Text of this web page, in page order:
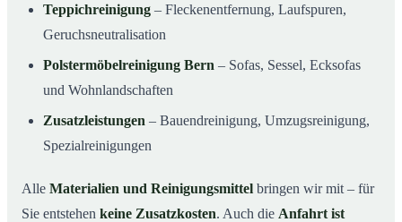
Teppichreinigung – Fleckenentfernung, Laufspuren,
Geruchsneutralisation
Polstermöbelreinigung Bern – Sofas, Sessel, Ecksofas
und Wohnlandschaften
Zusatzleistungen – Bauendreinigung, Umzugsreinigung,
Spezialreinigungen
Alle Materialien und Reinigungsmittel bringen wir mit – für
Sie entstehen keine Zusatzkosten. Auch die Anfahrt ist